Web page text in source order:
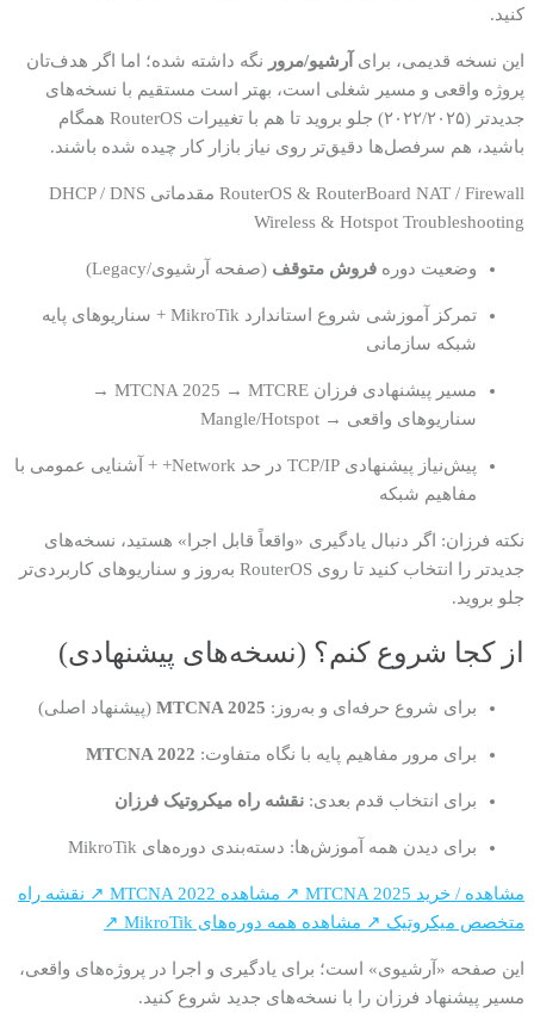
کنید.
این نسخه قدیمی، برای آرشیو/مرور نگه داشته شده؛ اما اگر هدف‌تان
پروژه واقعی و مسیر شغلی است، بهتر است مستقیم با نسخه‌های
جدیدتر (۲۰۲۲/۲۰۲۵) جلو بروید تا هم با تغییرات RouterOS همگام
باشید، هم سرفصل‌ها دقیق‌تر روی نیاز بازار کار چیده شده باشند.
RouterOS & RouterBoard NAT / Firewall مقدماتی
DHCP / DNS
Wireless & Hotspot Troubleshooting
وضعیت دوره فروش متوقف (صفحه آرشیوی/Legacy)
تمرکز آموزشی
شروع استاندارد MikroTik + سناریوهای پایه
شبکه سازمانی
مسیر پیشنهادی فرزان
MTCNA 2025 → MTCRE →
سناریوهای واقعی → Mangle/Hotspot
پیش‌نیاز پیشنهادی
TCP/IP در حد Network+ + آشنایی عمومی با
مفاهیم شبکه
نکته فرزان: اگر دنبال یادگیری «واقعاً قابل اجرا» هستید، نسخه‌های
جدیدتر را انتخاب کنید تا روی RouterOS به‌روز و سناریوهای کاربردی‌تر
جلو بروید.
از کجا شروع کنم؟ (نسخه‌های پیشنهادی)
برای شروع حرفه‌ای و به‌روز: MTCNA 2025 (پیشنهاد اصلی)
برای مرور مفاهیم پایه با نگاه متفاوت: MTCNA 2022
برای انتخاب قدم بعدی: نقشه راه میکروتیک فرزان
برای دیدن همه آموزش‌ها: دسته‌بندی دوره‌های MikroTik
مشاهده / خرید MTCNA 2025 ↗ مشاهده MTCNA 2022 ↗
نقشه راه
متخصص میکروتیک ↗ مشاهده همه دوره‌های MikroTik ↗
این صفحه «آرشیوی» است؛ برای یادگیری و اجرا در پروژه‌های واقعی،
مسیر پیشنهاد فرزان را با نسخه‌های جدید شروع کنید.